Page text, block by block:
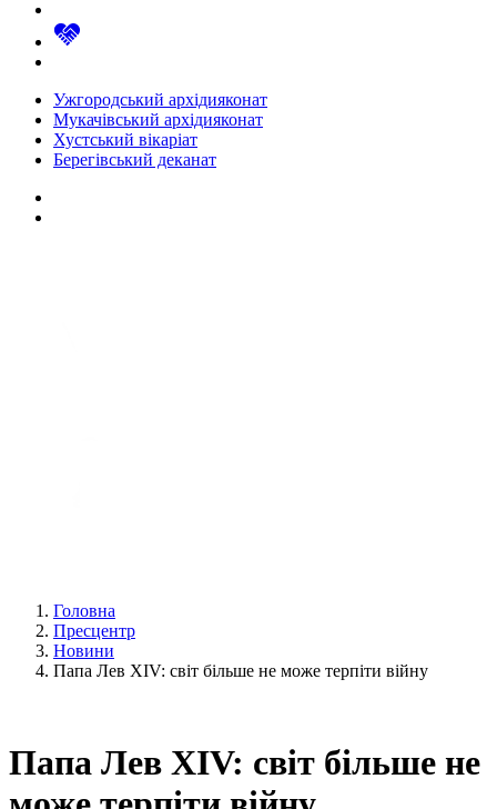
Ужгородський архідияконат
Мукачівський архідияконат
Хустський вікаріат
Берегівський деканат
Головна
Пресцентр
Новини
Папа Лев XIV: світ більше не може терпіти війну
Папа Лев XIV: світ більше не